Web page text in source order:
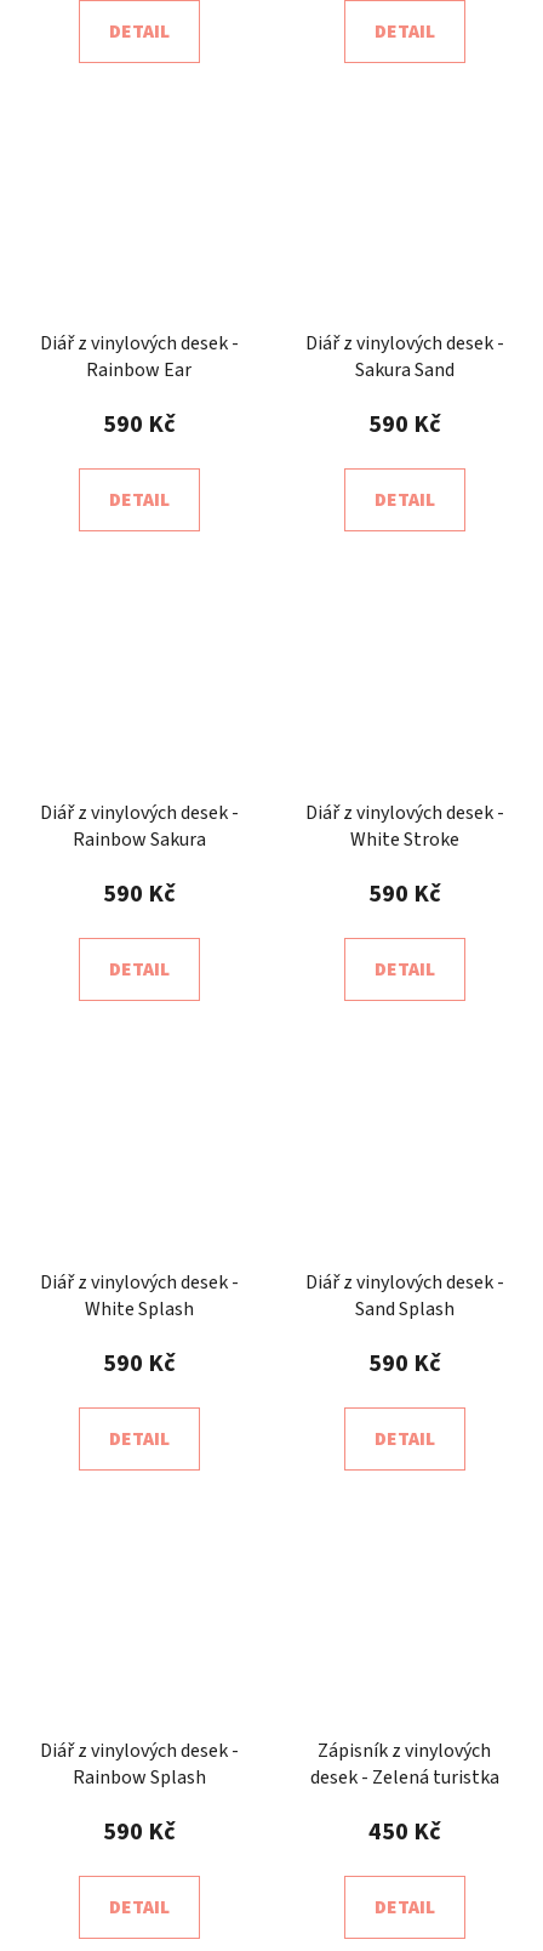
DETAIL DETAIL
Diář z vinylových desek -
Rainbow Ear
590 Kč
DETAIL
Diář z vinylových desek -
Sakura Sand
590 Kč
DETAIL
Diář z vinylových desek -
Rainbow Sakura
590 Kč
DETAIL
Diář z vinylových desek -
White Stroke
590 Kč
DETAIL
Diář z vinylových desek -
White Splash
590 Kč
DETAIL
Diář z vinylových desek -
Sand Splash
590 Kč
DETAIL
Diář z vinylových desek -
Rainbow Splash
590 Kč
DETAIL
Zápisník z vinylových
desek - Zelená turistka
450 Kč
DETAIL